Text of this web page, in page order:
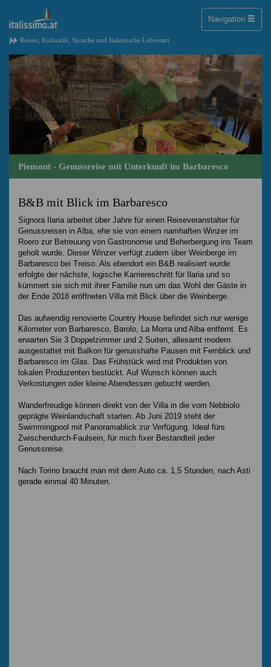
Reisen, Kulinarik, Sprache und Italienische Lebensart
Navigation Toggle
Piemont - Genussreise mit Unterkunft im Barbaresco
B&B mit Blick im Barbaresco
Signora Ilaria arbeitet über Jahre für einen Reiseveranstalter für
Genussreisen in Alba, ehe sie von einem namhaften Winzer im
Roero zur Betreuung von Gastronomie und Beherbergung ins Team
geholt wurde. Dieser Winzer verfügt zudem über Weinberge im
Barbaresco bei Treiso. Als ebendort ein B&B realisiert wurde
erfolgte der nächste, logische Karriereschritt für Ilaria und so
kümmert sie sich mit ihrer Familie nun um das Wohl der Gäste in
der Ende 2018 eröffneten Villa mit Blick über die Weinberge.
Das aufwendig renovierte Country House befindet sich nur wenige
Kilometer von Barbaresco, Barolo, La Morra und Alba entfernt. Es
erwarten Sie 3 Doppelzimmer und 2 Suiten, allesamt modern
ausgestattet mit Balkon für genusshafte Pausen mit Fernblick und
Barbaresco im Glas. Das Frühstück wird mit Produkten von
lokalen Produzenten bestückt. Auf Wunsch können auch
Verkostungen oder kleine Abendessen gebucht werden.
Wanderfreudige können direkt von der Villa in die vom Nebbiolo
geprägte Weinlandschaft starten. Ab Juni 2019 steht der
Swimmingpool mit Panoramablick zur Verfügung. Ideal fürs
Zwischendurch-Faulsein, für mich fixer Bestandteil jeder
Genussreise.
Nach Torino braucht man mit dem Auto ca. 1,5 Stunden, nach Asti
gerade einmal 40 Minuten.